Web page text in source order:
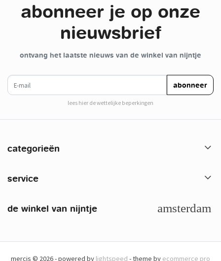
abonneer je op onze
nieuwsbrief
ontvang het laatste nieuws van de winkel van nijntje
e-mail
abonneer
lees hier de wettelijke beperkingen
categorieën
service
de winkel van nijntje
mercis © 2026 - powered by lightspeed - theme by ecommerce pro